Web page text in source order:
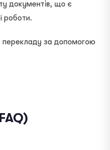
документів, що є
роботи.
перекладу за допомогою